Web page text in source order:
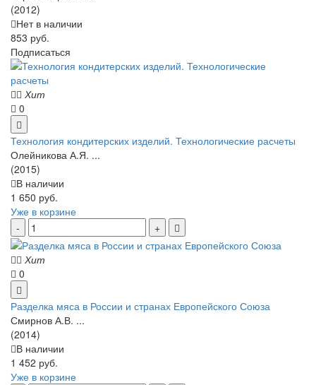
(2012)
Нет в наличии
853 руб.
Подписаться
Хит
0
Технология кондитерских изделий. Технологические расчеты
Олейникова А.Я. ...
(2015)
В наличии
1 650 руб.
Уже в корзине
Хит
0
Разделка мяса в России и странах Европейского Союза
Смирнов А.В. ...
(2014)
В наличии
1 452 руб.
Уже в корзине